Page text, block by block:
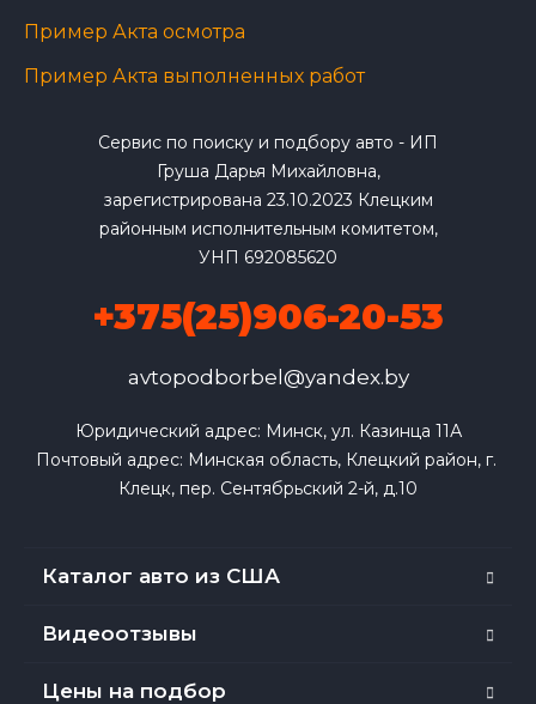
Пример Акта осмотра
Пример Акта выполненных работ
Сервис по поиску и подбору авто - ИП
Груша Дарья Михайловна,
зарегистрирована 23.10.2023 Клецким
районным исполнительным комитетом,
УНП 692085620
+375(25)906-20-53
avtopodborbel@yandex.by
Юридический адрес: Минск, ул. Казинца 11А
Почтовый адрес: Минская область, Клецкий район, г.
Клецк, пер. Сентябрьский 2-й, д.10
Каталог авто из США
Видеоотзывы
Цены на подбор